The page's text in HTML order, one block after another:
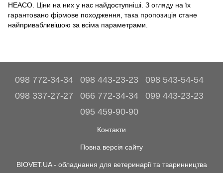
HEACO. Ціни на них у нас найдоступніші. З огляду на їх
гарантовано фірмове походження, така пропозиція стане
найпривабливішою за всіма параметрами.
098 772-34-34 098 443-23-23
098 543-54-54
098 337-27-27
066 772-34-34
099 443-23-23
095 459-90-90
Контакти
Повна версія сайту
BIOVET.UA - обладнання для ветеринарії та тваринництва